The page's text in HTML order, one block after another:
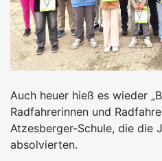
Auch heuer hieß es wieder
Radfahrerinnen und
Atzesberger-Schule, die die
absolvierten.